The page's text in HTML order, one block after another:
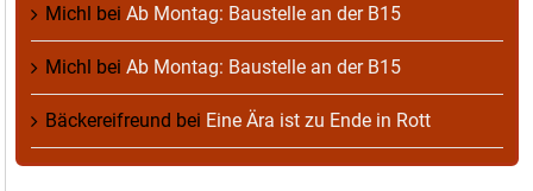
Michl bei Ab Montag: Baustelle an der B15
Michl bei Ab Montag: Baustelle an der B15
Bäckereifreund bei Eine Ära ist zu Ende in Rott